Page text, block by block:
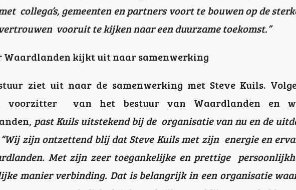
collega’s, gemeenten en partners voort te bouwen op de
vooruit te kijken naar een duurzame toekomst.”
Waardlanden kijkt uit naar samenwerking
ziet uit naar de samenwerking met Steve Kuils.
voorzitter van het bestuur van Waardlanden en
past Kuils uitstekend bij de organisatie van nu en de
zijn ontzettend blij dat Steve Kuils met zijn energie en
Met zijn zeer toegankelijke en prettige
manier verbinding. Dat is belangrijk in een organisatie